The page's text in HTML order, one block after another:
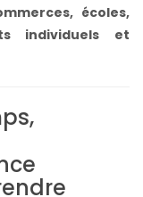
écoles,
individuels et